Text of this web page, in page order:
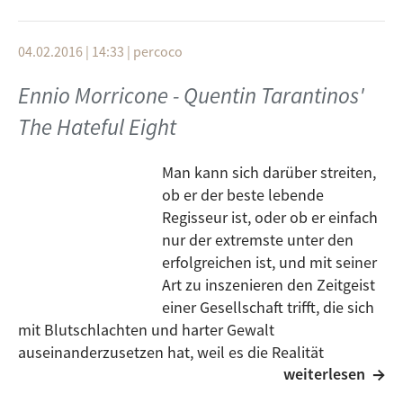
Der "Jim Knopf und Lukas der Lokomotivführer
Versionen erschienen. Einmal auf CD mit 29 Titeln und
als mp3-Download in einer Extended Version mit 48
Titeln und ganzen 90 Minuten Laufzeit.
Am Freitag, den 13. April von 18 bis 19.30 Uhr spielen
wir in den Sendungen "Kulturschock" und
"Filmmusik" die Extended Version komplett durch.
Cloud Atlas Finale
Tom Tykwer
Danny Elfman
Edwars Scissorhands
Interview With The Vampire
Hans Zimmer, Lisa Gerrard
Gladiator
04.02.2016 | 14:33 | percoco
Ennio Morricone - Quentin Tarantinos'
The Hateful Eight
Man kann sich darüber streiten,
ob er der beste lebende
Regisseur ist, oder ob er einfach
nur der extremste unter den
erfolgreichen ist, und mit seiner
Art zu inszenieren den Zeitgeist
einer Gesellschaft trifft, die sich
mit Blutschlachten und harter Gewalt
auseinanderzusetzen hat, weil es die Realität
weiterlesen